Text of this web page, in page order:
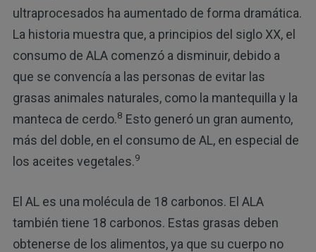
ultraprocesados ​​ha aumentado de forma dramática.
La historia muestra que, a principios del siglo XX, el
consumo de ALA comenzó a disminuir, debido a
que se convencía a las personas de evitar las
grasas animales naturales, como la mantequilla y la
manteca de cerdo.8 Esto generó un gran aumento,
más del doble, en el consumo de AL, en especial de
los aceites vegetales.9
El AL es una molécula de 18 carbonos. El ALA
también tiene 18 carbonos. Estas grasas deben
obtenerse de los alimentos, ya que su cuerpo no